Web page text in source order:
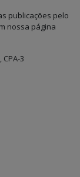
publicações pelo
nossa página
3